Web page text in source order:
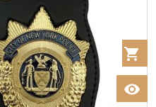
shopping_cart
visibility